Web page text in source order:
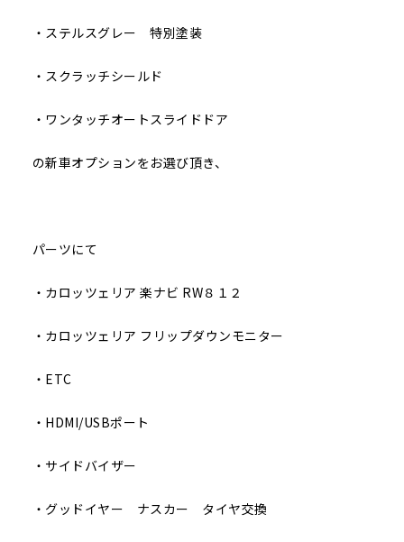
・ステルスグレー 特別塗装
・スクラッチシールド
・ワンタッチオートスライドドア
の新車オプションをお選び頂き、
パーツにて
・カロッツェリア 楽ナビ RW８１２
・カロッツェリア フリップダウンモニター
・ETC
・HDMI/USBポート
・サイドバイザー
・グッドイヤー ナスカー タイヤ交換